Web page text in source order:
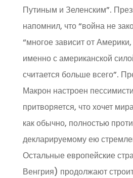
Путиным и Зеленским”.
напомнил, что “война не
“многое зависит от
именно с американской
считается больше всего”.
Макрон настроен
притворяется, что хочет
как обычно, полностью
декларируемому ею
Остальные европейские
Венгрия) продолжают